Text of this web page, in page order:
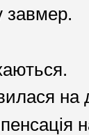
завмер.
на